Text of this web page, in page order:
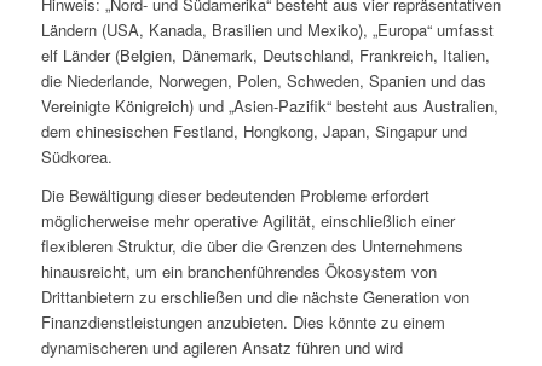
Hinweis: „Nord- und Südamerika“ besteht aus vier repräsentativen
Ländern (USA, Kanada, Brasilien und Mexiko), „Europa“ umfasst
elf Länder (Belgien, Dänemark, Deutschland, Frankreich, Italien,
die Niederlande, Norwegen, Polen, Schweden, Spanien und das
Vereinigte Königreich) und „Asien-Pazifik“ besteht aus Australien,
dem chinesischen Festland, Hongkong, Japan, Singapur und
Südkorea.
Die Bewältigung dieser bedeutenden Probleme erfordert
möglicherweise mehr operative Agilität, einschließlich einer
flexibleren Struktur, die über die Grenzen des Unternehmens
hinausreicht, um ein branchenführendes Ökosystem von
Drittanbietern zu erschließen und die nächste Generation von
Finanzdienstleistungen anzubieten. Dies könnte zu einem
dynamischeren und agileren Ansatz führen und wird